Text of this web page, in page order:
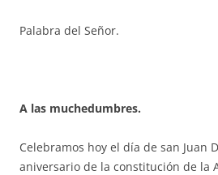
Palabra del Señor.
A las muchedumbres.
Celebramos hoy el día de san Juan
aniversario de la constitución de la